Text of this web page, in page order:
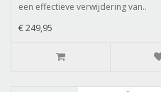
een effectieve verwijdering van..
€ 249,95